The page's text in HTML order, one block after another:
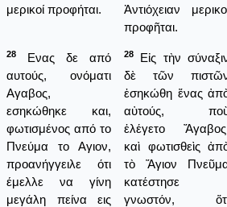
μερικοί προφήται.
Ἀντιόχειαν
προφῆται.
28
Ενας δε από
αυτούς, ονόματι
Αγαβος,
εσηκώθηκε και,
φωτισμένος από το
Πνεύμα το Αγιον,
προανήγγειλε ότι
έμελλε να γίνη
μεγάλη πείνα εις
28
Εἰς τὴν
δὲ τῶν
ἐσηκώθη ἕνας
αὐτούς,
ἐλέγετο
καὶ φωτισθεὶς
τὸ Ἅγιον
κατέστησε
γνωστόν,